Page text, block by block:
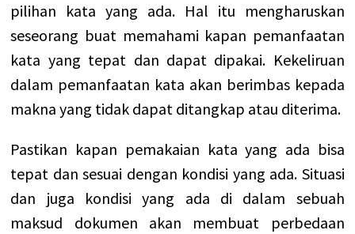
pilihan kata yang ada. Hal itu mengharuskan
seseorang buat memahami kapan pemanfaatan
kata yang tepat dan dapat dipakai. Kekeliruan
dalam pemanfaatan kata akan berimbas kepada
makna yang tidak dapat ditangkap atau diterima.
Pastikan kapan pemakaian kata yang ada bisa
tepat dan sesuai dengan kondisi yang ada. Situasi
dan juga kondisi yang ada di dalam sebuah
maksud dokumen akan membuat perbedaan